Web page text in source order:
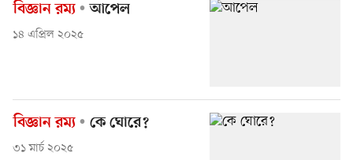
বিজ্ঞান রম্য আপেল
১৪ এপ্রিল ২০২৫
বিজ্ঞান রম্য কে ঘোরে?
৩১ মার্চ ২০২৫